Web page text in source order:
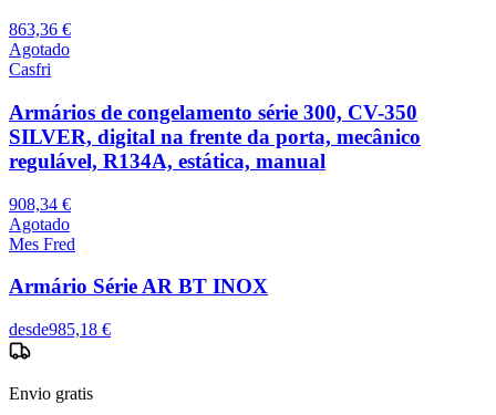
863,36 €
Agotado
Casfri
Armários de congelamento série 300, CV-350
SILVER, digital na frente da porta, mecânico
regulável, R134A, estática, manual
908,34 €
Agotado
Mes Fred
Armário Série AR BT INOX
desde985,18 €
Envio gratis